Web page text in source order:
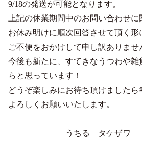
9/18の発送が可能となります。
上記の休業期間中のお問い合わせに
お休み明けに順次回答させて頂く形
ご不便をおかけして申し訳ありませ
今後も新たに、すてきなうつわや雑
らと思っています！
どうぞ楽しみにお待ち頂けましたら
よろしくお願いいたします。
うちる タケザワ